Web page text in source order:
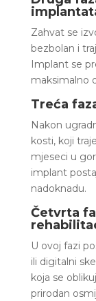
Zahvat se
bezbolan i
Implant se
maksimalno
Treća
Nakon
kosti, koji
mjeseci u
implant
nadoknadu.
Četvrta
U ovoj fazi
ili digitalni
koja se
prirodan